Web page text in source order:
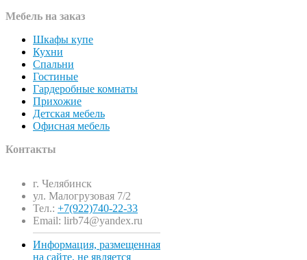
Мебель на заказ
Шкафы купе
Кухни
Спальни
Гостиные
Гардеробные комнаты
Прихожие
Детская мебель
Офисная мебель
Контакты
г. Челябинск
ул. Малогрузовая 7/2
Тел.: +7(922)740-22-33
Email: lirb74@yandex.ru
Информация, размещенная
на сайте, не является